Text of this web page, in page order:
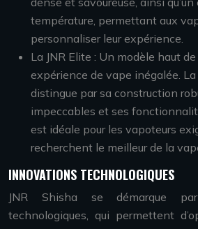
température, permettant aux
personnaliser leur expérience.
La JNR Elite : Un modèle haut
expérience de vape inégalée. La
distingue par sa construction
impeccables et ses
est idéale pour les vapoteurs
recherchent le meilleur de la
INNOVATIONS TECHNOLOGIQUES
JNR Shisha se démarque
technologiques, qui permettent